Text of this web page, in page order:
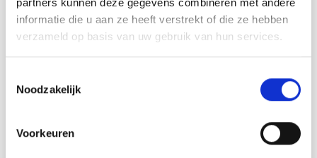
partners kunnen deze gegevens combineren met andere
informatie die u aan ze heeft verstrekt of die ze hebben
verzameld op basis van uw gebruik van hun services.
Noodzakelijk
Voorkeuren
DROPS SAFRAN de Garnstudio (appartient au groupe de
50 g coloris 18, blanc naturel
CROCHET FIXE :
28 points de barre en largeur et 16 rangs en hauteur = 10 x